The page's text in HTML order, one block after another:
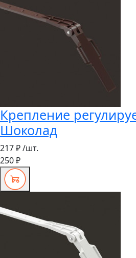
Крепление
Шоколад
217 ₽/шт.
250 ₽